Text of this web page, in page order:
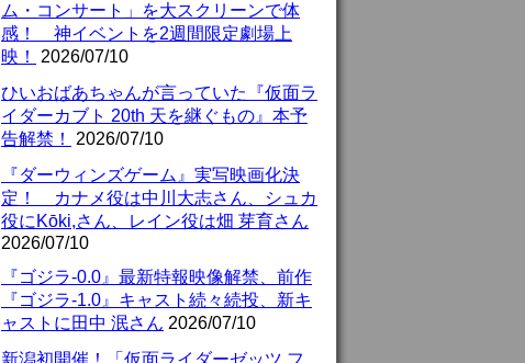
ム・コンサート」を大スクリーンで体
感！ 神イベントを2週間限定劇場上
映！
2026/07/10
ひいおばあちゃんが言っていた『仮面ラ
イダーカブト 20th 天を継ぐもの』本予
告解禁！
2026/07/10
『ダーウィンズゲーム』実写映画化決
定！ カナメ役は中川大志さん、シュカ
役にKōki,さん、レイン役は畑 芽育さん
2026/07/10
『ゴジラ-0.0』最新特報映像解禁、前作
『ゴジラ-1.0』キャスト続々続投、新キ
ャストに田中 泯さん 2026/07/10
新潟初開催！「仮面ライダーゼッツ フ